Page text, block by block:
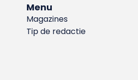
Menu
Magazines
Tip de redactie